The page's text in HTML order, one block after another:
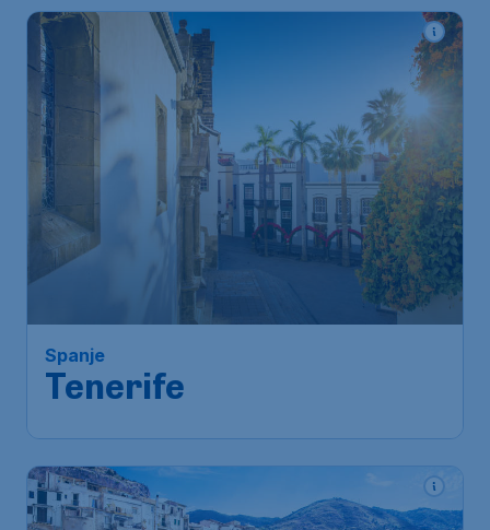
Spanje
Tenerife
€187*
vanaf
Airport Schiphol
TENERIFE, Luchthaven
Tenerife Noord